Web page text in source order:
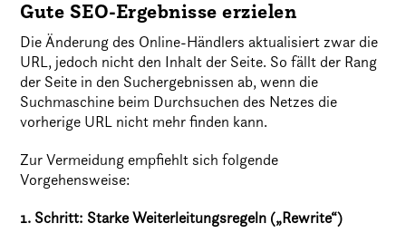
Gute SEO-Ergebnisse erzielen
Die Änderung des Online-Händlers aktualisiert zwar die
URL, jedoch nicht den Inhalt der Seite. So fällt der Rang
der Seite in den Suchergebnissen ab, wenn die
Suchmaschine beim Durchsuchen des Netzes die
vorherige URL nicht mehr finden kann.
Zur Vermeidung empfiehlt sich folgende
Vorgehensweise:
1. Schritt: Starke Weiterleitungsregeln („Rewrite“)